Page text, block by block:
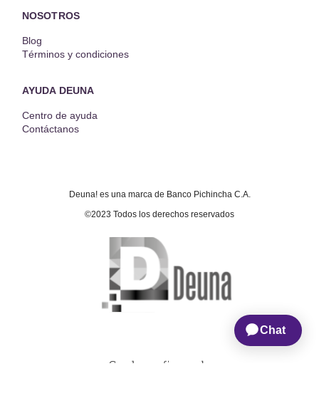
NOSOTROS
Blog
Términos y condiciones
AYUDA DEUNA
Centro de ayuda
Contáctanos
Deuna! es una marca de Banco Pichincha C.A.
©2023 Todos los derechos reservados